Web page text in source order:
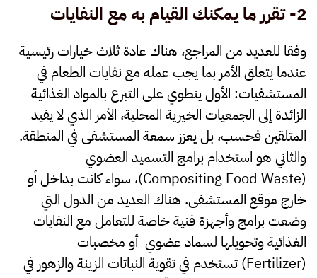
2- تقرر ما يمكنك القيام به مع النفايات
وفقا للعديد من المراجع، هناك عادة ثلاث خيارات رئيسية
عندما يتعلق الأمر بما يجب عمله مع نفايات الطعام في
المستشفيات: الأول ينطوي على التبرع بالمواد الغذائية
الزائدة إلى الجمعيات الخيرية المحلية، الأمر الذي لا يفيد
المتلقين فحسب، بل يعزز سمعة المستشفى في المنطقة.
والثاني هو استخدام برامج التسميد العضوي
(Compositing Food Waste)، سواء كانت بداخل أو
خارج موقع المستشفى. هناك العديد من الدول التي
وضعت برامج وأجهزة فنية خاصة للتعامل مع النفايات
الغذائية وتحويلها لسماد عضوي أو مخصبات
(Fertilizer) تستخدم في تقوية النباتات الزينة والزهور في